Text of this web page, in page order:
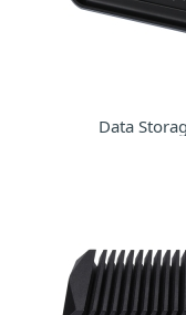
Data